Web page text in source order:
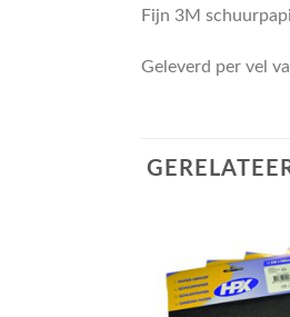
Fijn 3M
Geleverd per vel